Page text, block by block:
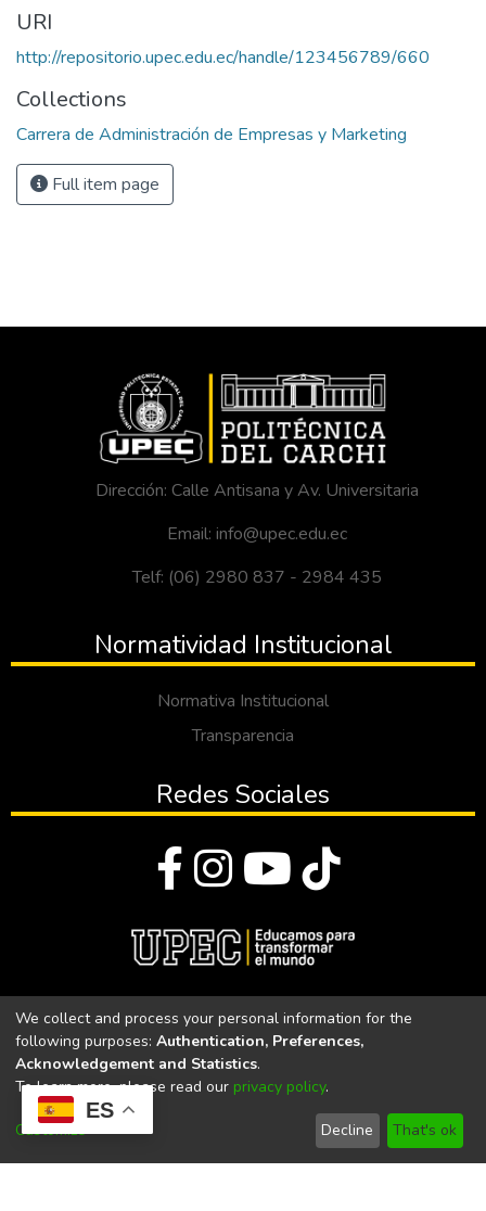
ES
URI
http://repositorio.upec.edu.ec/handle/123456789/660
Collections
Carrera de Administración de Empresas y Marketing
Full item page
Dirección: Calle Antisana y Av. Universitaria
Email: info@upec.edu.ec
Telf: (06) 2980 837 - 2984 435
Normatividad Institucional
Normativa Institucional
Transparencia
Redes Sociales
Universidad Politécnica Estatal del Carchi
Universidad Politécnica Estatal del Carchi | Acreditada por el
CACES Resolución N°. 160-SE-33-CACES-2020
We collect and process your personal information for the
following purposes: Authentication, Preferences,
Acknowledgement and Statistics.
To learn more, please read our privacy policy.
Customize Decline That's ok